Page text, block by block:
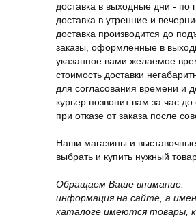
доставка в выходные дни - по
доставка в утренние и
доставка производится до
заказы, оформленные в
указанное вами желаемое
стоимость доставки
для согласования времени и
курьер позвонит вам за час
при отказе от заказа после
Наши магазины и
выбрать и купить нужный
Обращаем Ваше внимание:
информация на сайте, а
каталоге имеются товары,